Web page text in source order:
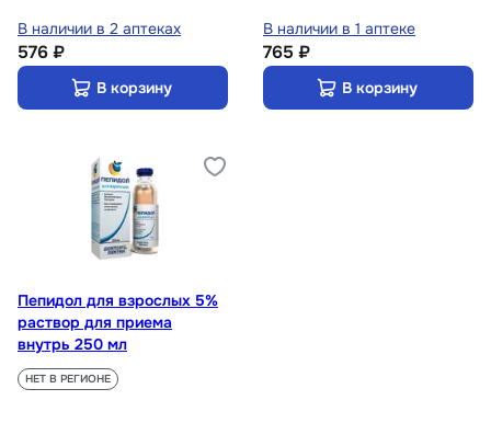
В наличии в 2 аптеках
576 ₽
В корзину
В наличии в 1 аптеке
765 ₽
В корзину
Пепидол для взрослых 5%
раствор для приема
внутрь 250 мл
НЕТ В РЕГИОНЕ